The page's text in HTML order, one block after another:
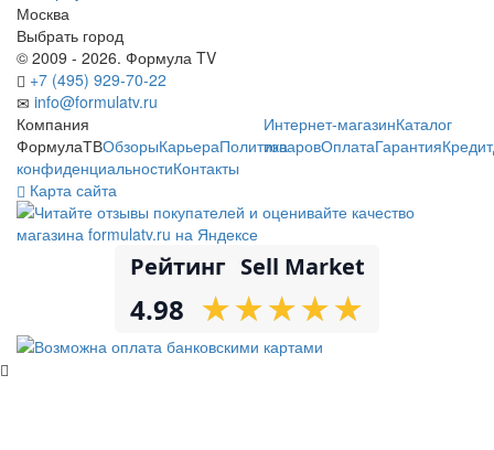
Москва
Выбрать город
© 2009 - 2026. Формула TV
+7 (495) 929-70-22
info@formulatv.ru
Компания
ФормулаТВОбзорыКарьераПолитика
конфиденциальностиКонтакты
Интернет-магазинКаталог
товаровОплатаГарантияКредит
Карта сайта
Рейтинг Sell Market
4.98 ★
★★
★★
★★
★★
★